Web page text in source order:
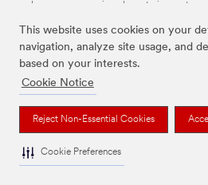
This website uses cookies on your
navigation, analyze site usage, and
based on your interests.
Cookie Notice
Reject Non-Essential Cookies
Cookie Preferences
Las marcas mencionadas anteriormente